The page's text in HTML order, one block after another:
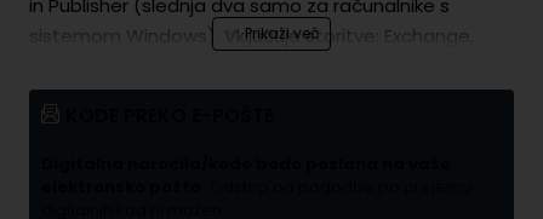
in Publisher (slednja dva samo za računalnike s
sistemom Windows). Vključuje storitve: Exchange,
naprav s sistemom Windows ali računalnikov Mac
istega uporabnika.